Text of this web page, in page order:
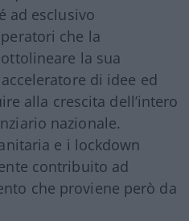
ad esclusivo
che la
la sua
di idee ed
alla crescita dell’intero
nazionale.
e i lockdown
contribuito ad
che proviene però da